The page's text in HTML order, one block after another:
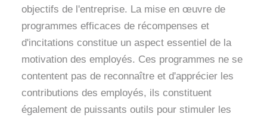
objectifs de l'entreprise. La mise en œuvre de
programmes efficaces de récompenses et
d'incitations constitue un aspect essentiel de la
motivation des employés. Ces programmes ne se
contentent pas de reconnaître et d'apprécier les
contributions des employés, ils constituent
également de puissants outils pour stimuler les